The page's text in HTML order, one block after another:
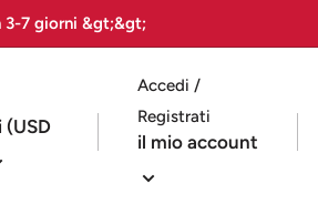
3-7 giorni &gt;&gt;
Accedi /
Registrati
il mio account